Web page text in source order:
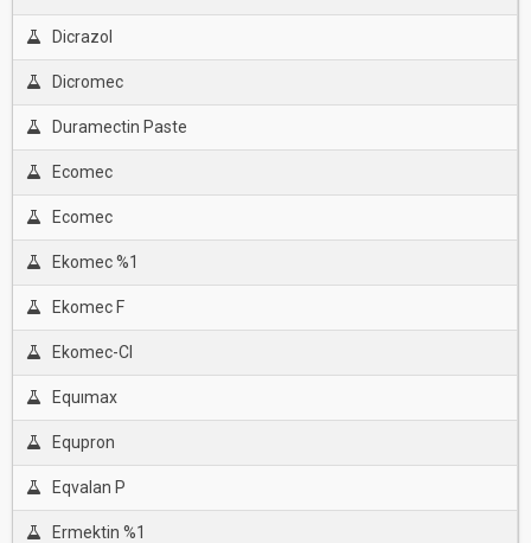
Dicrazol
Dicromec
Duramectin Paste
Ecomec
Ecomec
Ekomec %1
Ekomec F
Ekomec-Cl
Equımax
Equpron
Eqvalan P
Ermektin %1